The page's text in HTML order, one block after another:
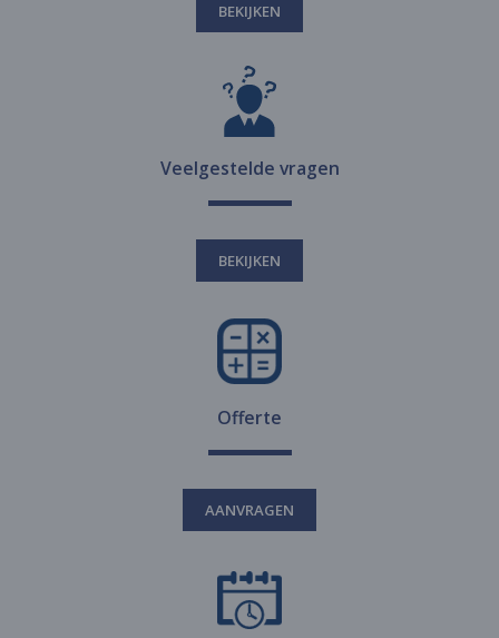
BEKIJKEN
Veelgestelde vragen
BEKIJKEN
Offerte
AANVRAGEN